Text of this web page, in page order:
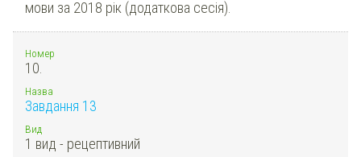
мови за 2018 рік (додаткова сесія).
Номер
10.
Назва
Завдання 13
Вид
1 вид - рецептивний